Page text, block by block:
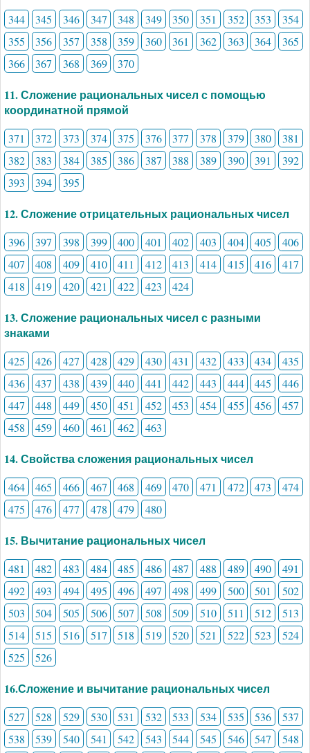
344 345 346 347 348 349 350 351 352 353
354
355
356 357 358 359 360 361 362 363 364
365
366
367 368 369 370
11. Сложение рациональных чисел с помощью
координатной прямой
371 372 373 374 375 376 377 378 379 380
381
382
383 384 385 386 387 388 389 390 391
392
393
394 395
12. Сложение отрицательных рациональных чисел
396 397 398 399 400 401 402 403 404 405
406
407
408 409 410 411 412 413 414 415 416
417
418
419 420 421 422 423 424
13. Сложение рациональных чисел с разными
знаками
425 426 427 428 429 430 431 432 433 434
435
436
437 438 439 440 441 442 443 444 445
446
447
448 449 450 451 452 453 454 455 456
457
458
459 460 461 462 463
14. Свойства сложения рациональных чисел
464 465 466 467 468 469 470 471 472 473
474
475
476 477 478 479 480
15. Вычитание рациональных чисел
481 482 483 484 485 486 487 488 489 490
491
492
493 494 495 496 497 498 499 500 501
502
503
504 505 506 507 508 509 510 511 512
513
514
515 516 517 518 519 520 521 522 523
524
525
526
16.Сложение и вычитание рациональных чисел
527 528 529 530 531 532 533 534 535 536
537
538
539 540 541 542 543 544 545 546 547
548